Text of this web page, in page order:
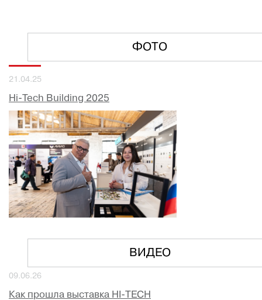
ФОТО
21.04.25
Hi-Tech Building 2025
ВИДЕО
09.06.26
Как прошла выставка HI-TECH